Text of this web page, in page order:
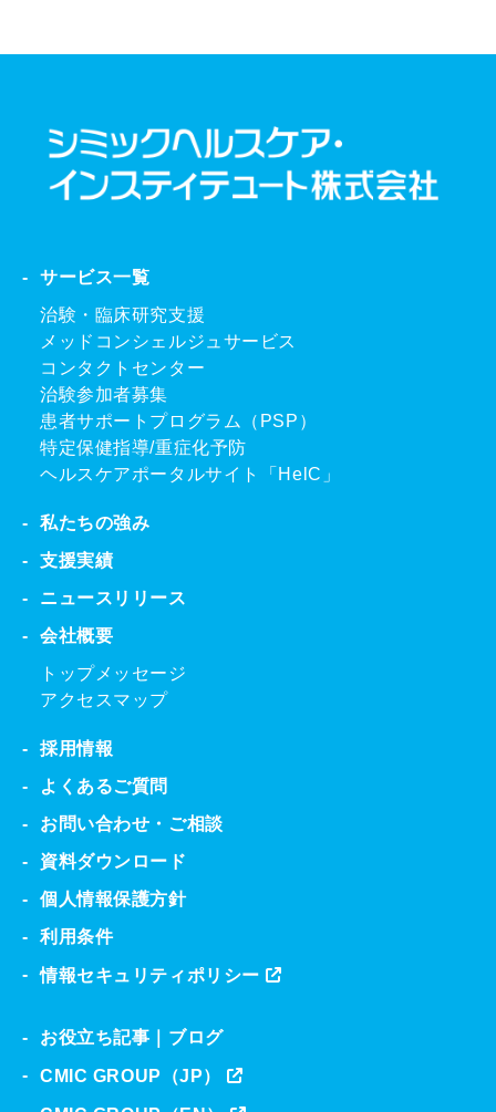
サービス一覧
治験・臨床研究支援
メッドコンシェルジュサービス
コンタクトセンター
治験参加者募集
患者サポートプログラム（PSP）
特定保健指導/重症化予防
ヘルスケアポータルサイト「HelC」
私たちの強み
支援実績
ニュースリリース
会社概要
トップメッセージ
アクセスマップ
採用情報
よくあるご質問
お問い合わせ・ご相談
資料ダウンロード
個人情報保護方針
利用条件
情報セキュリティポリシー
お役立ち記事｜ブログ
CMIC GROUP（JP）